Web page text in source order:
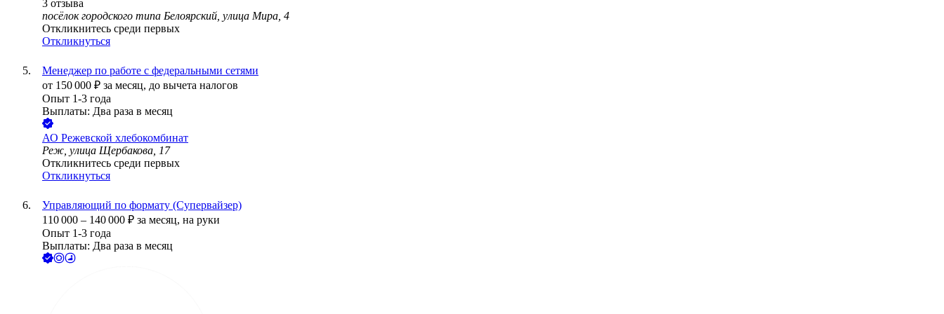
3 отзыва
посёлок городского типа Белоярский, улица Мира, 4
Откликнитесь среди первых
Откликнуться
Менеджер по работе с федеральными сетями
от 150 000 ₽ за месяц, до вычета налогов
Опыт 1-3 года
Выплаты: Два раза в месяц
АО Режевской хлебокомбинат
Реж, улица Щербакова, 17
Откликнитесь среди первых
Откликнуться
Управляющий по формату (Супервайзер)
110 000 – 140 000 ₽ за месяц, на руки
Опыт 1-3 года
Выплаты: Два раза в месяц